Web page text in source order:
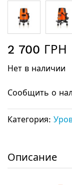
к
галереи
2 700 ГРН
Нет в наличии
Сообщить о
Категория:
Описание